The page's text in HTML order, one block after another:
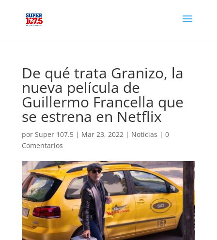
De qué trata Granizo, la
nueva película de
Guillermo Francella que
se estrena en Netflix
por Super 107.5| Mar 23, 2022| Noticias | 0
Comentarios